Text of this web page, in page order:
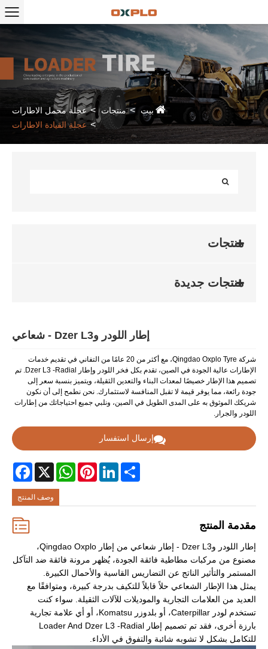
بيت منتجات
عجلة محمل الاطارات
عجلة القيادة الاطارات
منتجات
منتجات جديدة
إطار اللودر وDzer L3 - شعاعي
شركة Qingdao Oxplo Tyre، مع أكثر من 20 عامًا من التفاني في تقديم خدمات
الإطارات عالية الجودة في الصين، تقدم بكل فخر اللودر وإطار Dzer L3 -Radial. تم
تصميم هذا الإطار خصيصًا لمعدات البناء والتعدين الثقيلة، ويتميز بنسبة سعر إلى
جودة رائعة، مما يوفر قيمة لا تقبل المنافسة لاستثمارك. نحن نطمح إلى أن نكون
شريكك الموثوق به على المدى الطويل في الصين، ونلبي جميع احتياجاتك من إطارات
اللودر والجرار.
إرسال استفسار
Facebook X
WhatsAppPinterestLinkedIn Share
وصف المنتج
مقدمة المنتج
إطار اللودر وDzer L3 - إطار شعاعي من إطار Qingdao Oxplo،
مصنوع من مركبات مطاطية فائقة الجودة، يُظهر مرونة فائقة ضد التآكل
المستمر والتأثير الناتج عن التضاريس القاسية والأحمال الكبيرة.
يمثل هذا الإطار الشعاعي حلاً قابلاً للتكيف بدرجة كبيرة، ومتوافقًا مع
العديد من العلامات التجارية والموديلات للآلات الثقيلة. سواء كنت
تستخدم لودر Caterpillar، أو بلدوزر Komatsu، أو أي علامة تجارية
بارزة أخرى، فقد تم تصميم إطار Loader And Dzer L3 -Radial
للتكامل بشكل لا تشوبه شائبة والتفوق في الأداء.